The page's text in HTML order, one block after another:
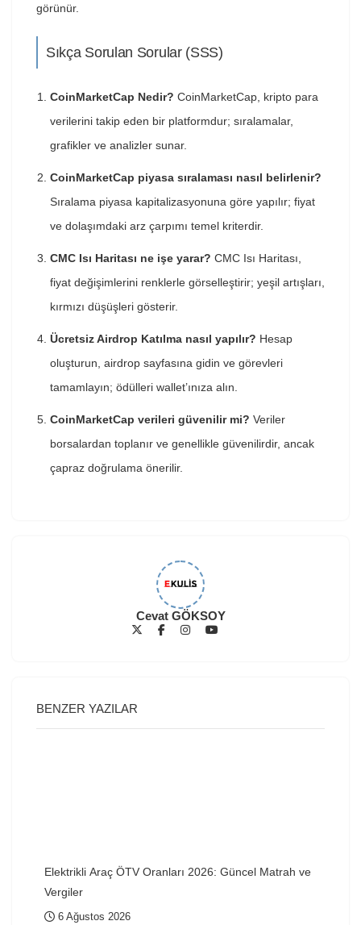
görünür.
Sıkça Sorulan Sorular (SSS)
CoinMarketCap Nedir? CoinMarketCap, kripto para
verilerini takip eden bir platformdur; sıralamalar,
grafikler ve analizler sunar.
CoinMarketCap piyasa sıralaması nasıl belirlenir?
Sıralama piyasa kapitalizasyonuna göre yapılır; fiyat
ve dolaşımdaki arz çarpımı temel kriterdir.
CMC Isı Haritası ne işe yarar? CMC Isı Haritası,
fiyat değişimlerini renklerle görselleştirir; yeşil artışları,
kırmızı düşüşleri gösterir.
Ücretsiz Airdrop Katılma nasıl yapılır? Hesap
oluşturun, airdrop sayfasına gidin ve görevleri
tamamlayın; ödülleri wallet’ınıza alın.
CoinMarketCap verileri güvenilir mi? Veriler
borsalardan toplanır ve genellikle güvenilirdir, ancak
çapraz doğrulama önerilir.
Cevat GÖKSOY
BENZER YAZILAR
Elektrikli Araç ÖTV Oranları 2026: Güncel Matrah ve
Vergiler
6 Ağustos 2026